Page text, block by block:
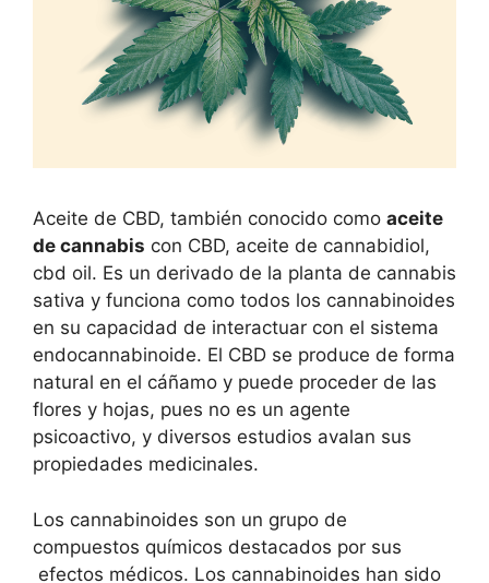
Aceite de CBD, también conocido como aceite
de cannabis con CBD, aceite de cannabidiol,
cbd oil. Es un derivado de la planta de cannabis
sativa y funciona como todos los cannabinoides
en su capacidad de interactuar con el sistema
endocannabinoide. El CBD se produce de forma
natural en el cáñamo y puede proceder de las
flores y hojas, pues no es un agente
psicoactivo, y diversos estudios avalan sus
propiedades medicinales.
Los cannabinoides son un grupo de
compuestos químicos destacados por sus
efectos médicos. Los cannabinoides han sido